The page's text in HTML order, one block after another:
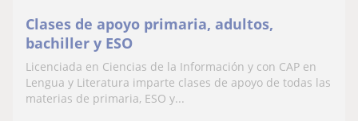
Clases de apoyo primaria, adultos,
bachiller y ESO
Licenciada en Ciencias de la Información y con CAP en
Lengua y Literatura imparte clases de apoyo de todas las
materias de primaria, ESO y...